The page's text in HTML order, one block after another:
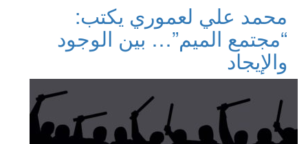
محمد علي لعموري يكتب:
“مجتمع الميم”… بين الوجود
والإيجاد